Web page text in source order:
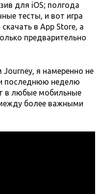
для iOS; полгода
тесты, и вот игра
в App Store, а
предварительно
я намеренно не
и последнюю неделю
в любые мобильные
более важными